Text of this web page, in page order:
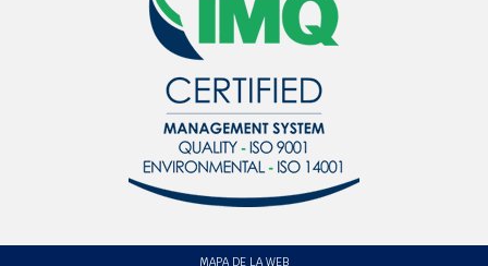
MAPA DE LA WEB